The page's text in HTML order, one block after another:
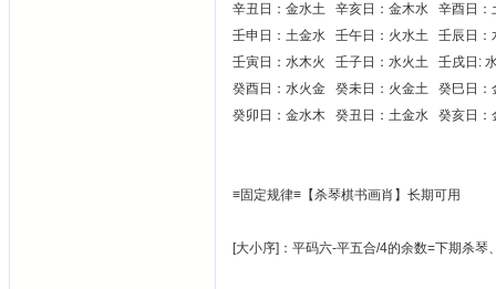
辛丑日：金水土 辛亥日：金木水 辛酉日：
壬申日：土金水 壬午日：火水土 壬辰日
壬寅日：水木火 壬子日：水火土 壬戌日:
癸酉日：水火金 癸未日：火金土 癸巳日
癸卯日：金水木 癸丑日：土金水 癸亥日：
≡固定规律≡【杀琴棋书画肖】长期可用
[大小序]：平码六-平五合/4的余数=下期杀琴